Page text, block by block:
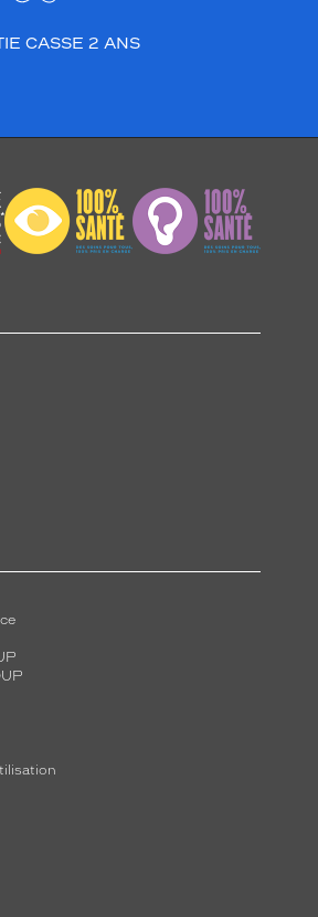
CASSE 2 ANS